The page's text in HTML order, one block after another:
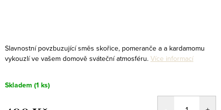
Slavnostní povzbuzující směs skořice, pomeranče a a kardamomu
vykouzlí ve vašem domově sváteční atmosféru. Více informací
Skladem (1 ks)